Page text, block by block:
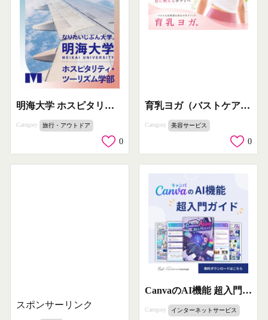
明海大学 ホスピタリティ・ツーリズム学部 入学案内
Category 旅行・アウトドア
0
育乳ヨガ（バストケア女性向けヨガ）
Category 美容サービス
0
スポンサーリンク
CanvaのAI機能 超入門ガイド（無料DL）
Category インターネットサービス